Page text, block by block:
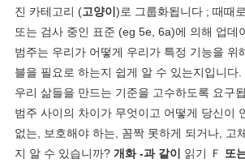
사
이
트
맵
진 카테고리 (고양이 )로 그룹화됩니다 ; 때때
또는 검사 중인 표준 (eg 5e, 6a)에 의해 업데
범주는 우리가 어떻게 우리가 특정 기능을 위
블을 필요로 하는지 쉽게 알 수 있는지입니다
우리 삶들을 만드는 기준을 고수하도록 요구
범주 사이의 차이가 무엇이고 어떻게 당신이
없는, 보호해야 하는, 꼼짝 못하게 되거나, 고
지 알 수 있습니까? 개화 -과 같이 읽기 Ｆ 또